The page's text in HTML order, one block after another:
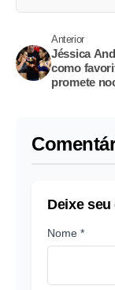
Anterior
Jéssica
como
promete
Deixe
Nome *